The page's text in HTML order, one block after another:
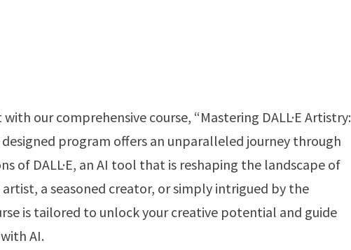
our comprehensive course, “Mastering DALL·E Artistry:
designed program offers an unparalleled journey through
of DALL·E, an AI tool that is reshaping the landscape of
a seasoned creator, or simply intrigued by the
is tailored to unlock your creative potential and guide
AI.